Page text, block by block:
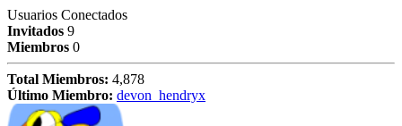
Usuarios Conectados
Invitados 9
Miembros 0
Total Miembros: 4,878
Último Miembro: devon_hendryx